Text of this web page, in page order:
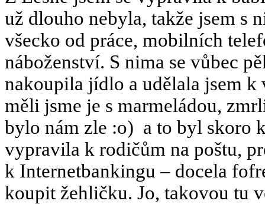
už dlouho nebyla, takže jsem s
všecko od práce, mobilních
náboženství. S nima se vůbec
nakoupila jídlo a udělala jsem
měli jsme je s marmeládou,
bylo nám zle :o) a to byl skoro
vypravila k rodičům na poštu,
k Internetbankingu – docela
koupit žehličku. Jo, takovou tu